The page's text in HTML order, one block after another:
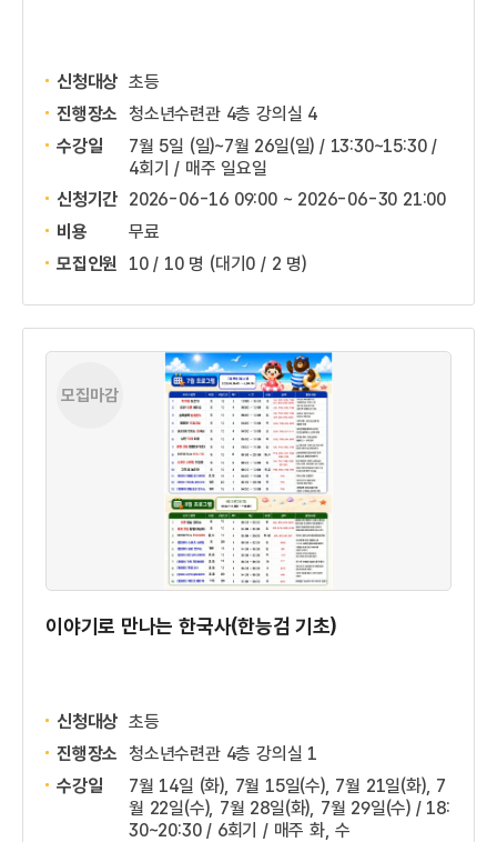
신청대상 초등
진행장소 청소년수련관 4층 강의실 4
수강일
7월 5일 (일)~7월 26일(일) / 13:30~15:30 /
4회기 / 매주 일요일
신청기간 2026-06-16 09:00 ~ 2026-06-30 21:00
비용
무료
모집인원
10 / 10 명 (대기0 / 2 명)
모집마감
이야기로 만나는 한국사(한능검 기초)
신청대상 초등
진행장소 청소년수련관 4층 강의실 1
수강일
7월 14일 (화), 7월 15일(수), 7월 21일(화), 7
월 22일(수), 7월 28일(화), 7월 29일(수) / 18:
30~20:30 / 6회기 / 매주 화, 수